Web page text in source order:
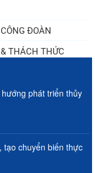
ĐOÀN
THÁCH THỨC
phát triển thủy
tạo chuyển biến thực